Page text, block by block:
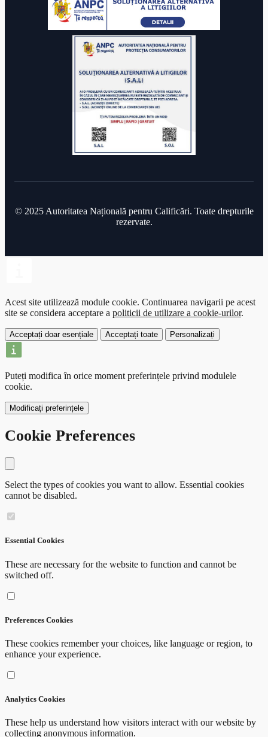
LISTA ocupațiilor elementare pentru care se
programe de calificare de nivel 1 – Anexă la
Anexa la Ordinul nr. 2495/2018
Vezi
© 2025 Autoritatea Națională pentru Calificări. Toate drepturile
rezervate.
Acest site utilizează module cookie. Continuarea navigarii pe acest
site se considera acceptare a politicii de utilizare a cookie-urilor.
Acceptați doar esențiale Acceptați toate Personalizați
Puteți modifica în orice moment preferințele privind modulele
cookie.
Modificați preferințele
Cookie Preferences
Select the types of cookies you want to allow. Essential cookies
cannot be disabled.
Essential Cookies
These are necessary for the website to function and cannot be
switched off.
Preferences Cookies
These cookies remember your choices, like language or region, to
enhance your experience.
Analytics Cookies
These help us understand how visitors interact with our website by
collecting anonymous information.